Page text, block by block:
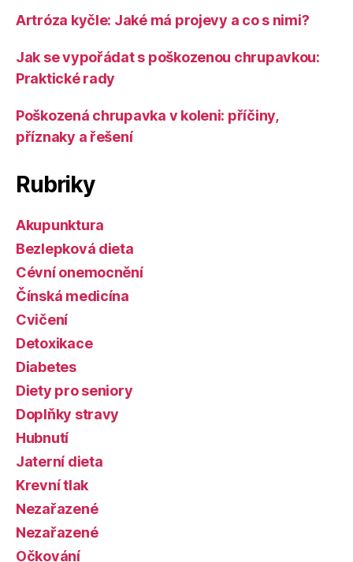
Artróza kyčle: Jaké má projevy a co s nimi?
Jak se vypořádat s poškozenou chrupavkou:
Praktické rady
Poškozená chrupavka v koleni: příčiny,
příznaky a řešení
Rubriky
Akupunktura
Bezlepková dieta
Cévní onemocnění
Čínská medicína
Cvičení
Detoxikace
Diabetes
Diety pro seniory
Doplňky stravy
Hubnutí
Jaterní dieta
Krevní tlak
Nezařazené
Nezařazené
Očkování